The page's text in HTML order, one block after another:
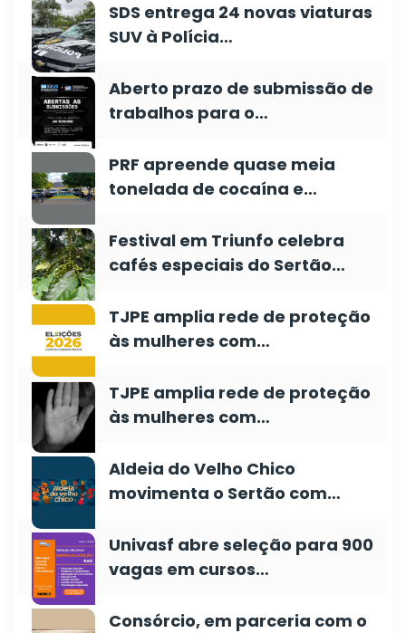
SDS entrega 24 novas viaturas
SUV à Polícia…
Aberto prazo de submissão de
trabalhos para o…
PRF apreende quase meia
tonelada de cocaína e…
Festival em Triunfo celebra
cafés especiais do Sertão…
TJPE amplia rede de proteção
às mulheres com…
TJPE amplia rede de proteção
às mulheres com…
Aldeia do Velho Chico
movimenta o Sertão com…
Univasf abre seleção para 900
vagas em cursos…
Consórcio, em parceria com o